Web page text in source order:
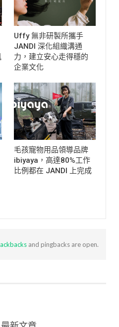
Uffy 無非研製所攜手
JANDI 深化組織溝通
力，建立安心走得穩的
企業文化
毛孩寵物用品領導品牌
ibiyaya，高達80%工作
比例都在 JANDI 上完成
and pingbacks are open.